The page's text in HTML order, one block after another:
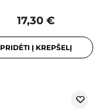
17,30 €
PRIDĖTI Į KREPŠELĮ